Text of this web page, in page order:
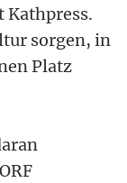
sorgen, in
Platz